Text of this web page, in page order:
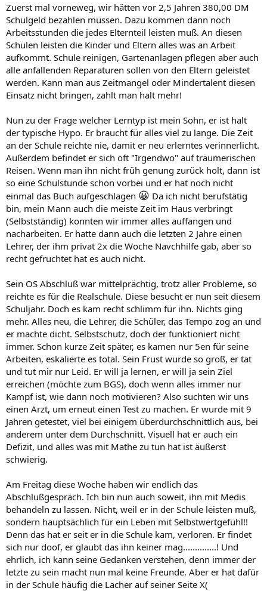
Zuerst mal vorneweg, wir hätten vor 2,5 Jahren 380,00 DM
Schulgeld bezahlen müssen. Dazu kommen dann noch
Arbeitsstunden die jedes Elternteil leisten muß. An diesen
Schulen leisten die Kinder und Eltern alles was an Arbeit
aufkommt. Schule reinigen, Gartenanlagen pflegen aber auch
alle anfallenden Reparaturen sollen von den Eltern geleistet
werden. Kann man aus Zeitmangel oder Mindertalent diesen
Einsatz nicht bringen, zahlt man halt mehr!
Nun zu der Frage welcher Lerntyp ist mein Sohn, er ist halt
der typische Hypo. Er braucht für alles viel zu lange. Die Zeit
an der Schule reichte nie, damit er neu erlerntes verinnerlicht.
Außerdem befindet er sich oft "Irgendwo" auf träumerischen
Reisen. Wenn man ihn nicht früh genung zurück holt, dann ist
so eine Schulstunde schon vorbei und er hat noch nicht
einmal das Buch aufgeschlagen 😀 Da ich nicht berufstätig
bin, mein Mann auch die meiste Zeit im Haus verbringt
(Selbstständig) konnten wir immer alles auffangen und
nacharbeiten. Er hatte dann auch die letzten 2 Jahre einen
Lehrer, der ihm privat 2x die Woche Navchhilfe gab, aber so
recht gefruchtet hat es auch nicht.
Sein OS Abschluß war mittelprächtig, trotz aller Probleme, so
reichte es für die Realschule. Diese besucht er nun seit diesem
Schuljahr. Doch es kam recht schlimm für ihn. Nichts ging
mehr. Alles neu, die Lehrer, die Schüler, das Tempo zog an und
er machte dicht. Selbstschutz, doch der funktioniert nicht
immer. Schon kurze Zeit später, es kamen nur 5en für seine
Arbeiten, eskalierte es total. Sein Frust wurde so groß, er tat
und tut mir nur Leid. Er will ja lernen, er will ja sein Ziel
erreichen (möchte zum BGS), doch wenn alles immer nur
Kampf ist, wie dann noch motivieren? Also suchten wir uns
einen Arzt, um erneut einen Test zu machen. Er wurde mit 9
Jahren getestet, viel bei einigem überdurchschnittlich aus, bei
anderem unter dem Durchschnitt. Visuell hat er auch ein
Defizit, und alles was mit Mathe zu tun hat ist äußerst
schwierig.
Am Freitag diese Woche haben wir endlich das
Abschlußgespräch. Ich bin nun auch soweit, ihn mit Medis
behandeln zu lassen. Nicht, weil er in der Schule leisten muß,
sondern hauptsächlich für ein Leben mit Selbstwertgefühl!!
Denn das hat er seit er in die Schule kam, verloren. Er findet
sich nur doof, er glaubt das ihn keiner mag..............! Und
ehrlich, ich kann seine Gedanken verstehen, denn immer der
letzte zu sein macht nun mal keine Freunde. Aber er hat dafür
in der Schule häufig die Lacher auf seiner Seite X(